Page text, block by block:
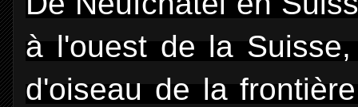
à l'ouest de la
d'oiseau de la